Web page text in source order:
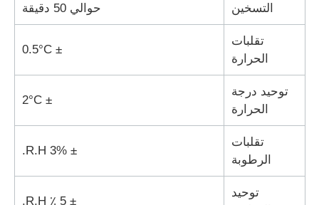
آلة اختبار النسيج
جهاز التحكم بدرجة الحرارة والرطوبة
اختبار القسوة
التسخين
حوالي 50 دقيقة
تقلبات
الحرارة
± 0.5°C
توحيد درجة
الحرارة
± 2°C
تقلبات
الرطوبة
± 3% R.H.
توحيد
± 5 ٪ R.H.